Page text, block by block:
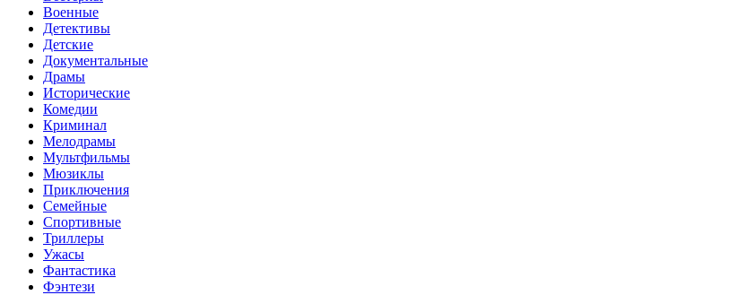
Военные
Детективы
Детские
Документальные
Драмы
Исторические
Комедии
Криминал
Мелодрамы
Мультфильмы
Мюзиклы
Приключения
Семейные
Спортивные
Триллеры
Ужасы
Фантастика
Фэнтези